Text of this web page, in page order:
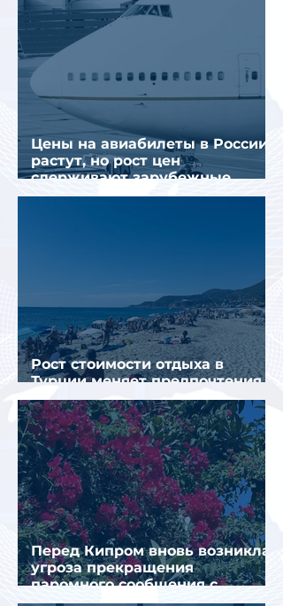
Цены на авиабилеты в России
растут, но рост цен
сдерживают зарубежные
конкуренты
Рост стоимости отдыха в
Турции меняет предпочтения
туристов
Перед Кипром вновь возникла
угроза прекращения
паромного сообщения с
Грецией